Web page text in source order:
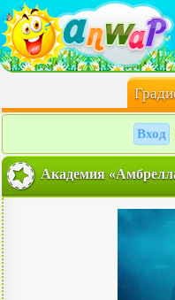
Вход
Академия